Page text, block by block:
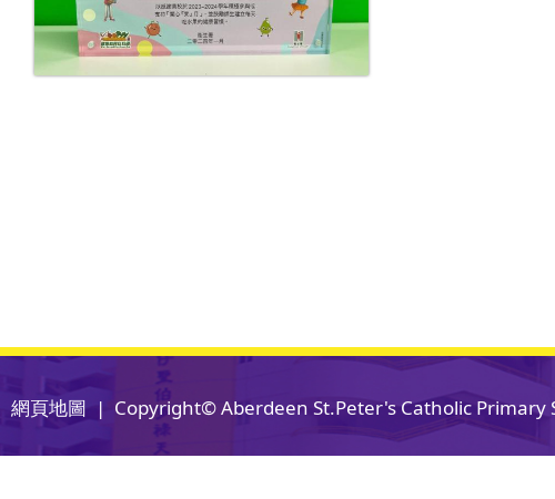
網頁地圖 | Copyright© Aberdeen St.Peter's Catholic Primary